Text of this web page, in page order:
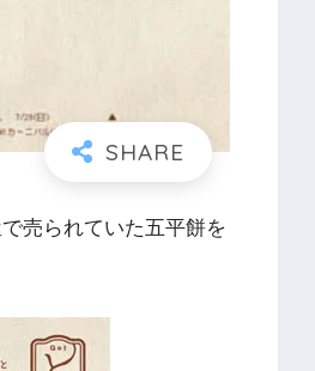
売られていた五平餅を